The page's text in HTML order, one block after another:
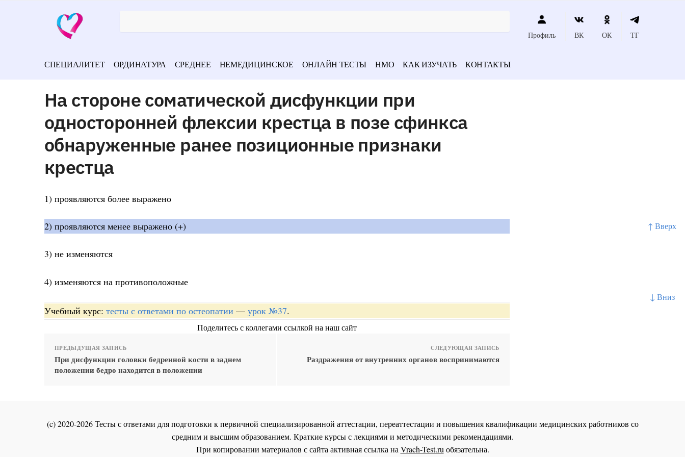
↑ Вверх
↓ Вниз
Профиль ВК ОК ТГ
СПЕЦИАЛИТЕТ ОРДИНАТУРА СРЕДНЕЕ НЕМЕДИЦИНСКОЕ ОНЛАЙН ТЕСТЫ НМО КАК ИЗУЧАТЬ КОНТАКТЫ
На стороне соматической дисфункции при
односторонней флексии крестца в позе сфинкса
обнаруженные ранее позиционные признаки
крестца
1) проявляются более выражено
2) проявляются менее выражено (+)
3) не изменяются
4) изменяются на противоположные
Учебный курс: тесты с ответами по остеопатии — урок №37.
Поделитесь с коллегами ссылкой на наш сайт
ПРЕДЫДУЩАЯ ЗАПИСЬ
При дисфункции головки бедренной кости в заднем
положении бедро находится в положении
СЛЕДУЮЩАЯ ЗАПИСЬ
Раздражения от внутренних органов воспринимаются
(c) 2020-2026 Тесты с ответами для подготовки к первичной специализированной аттестации, переаттестации и повышения квалификации медицинских работников со
средним и высшим образованием. Краткие курсы с лекциями и методическими рекомендациями.
При копировании материалов с сайта активная ссылка наVrach-Test.ruобязательна.